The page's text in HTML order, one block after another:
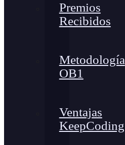
Premios
Recibidos
Metodología
OB1
Ventajas
KeepCoding